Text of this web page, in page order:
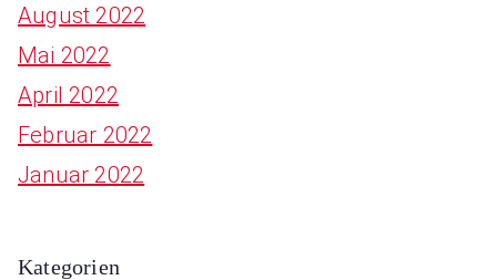
August 2022
Mai 2022
April 2022
Februar 2022
Januar 2022
Kategorien